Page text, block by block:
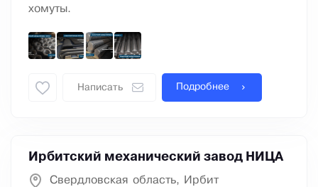
хомуты.
Написать Подробнее
Ирбитский механический завод НИЦА
Свердловская область, Ирбит